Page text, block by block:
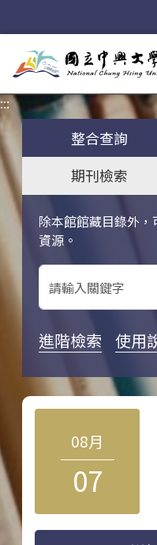
:::
整合查詢
期刊檢索
除本館館藏目錄外
資源。
關鍵字搜尋
進階檢索 使用
08月
07